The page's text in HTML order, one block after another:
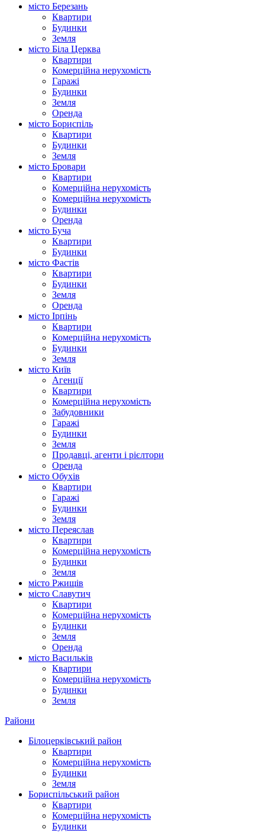
місто Березань
Квартири
Будинки
Земля
місто Біла Церква
Квартири
Комерційна нерухомість
Гаражі
Будинки
Земля
Оренда
місто Бориспіль
Квартири
Будинки
Земля
місто Бровари
Квартири
Комерційна нерухомість
Комерційна нерухомість
Будинки
Оренда
місто Буча
Квартири
Будинки
місто Фастів
Квартири
Будинки
Земля
Оренда
місто Ірпінь
Квартири
Комерційна нерухомість
Будинки
Земля
місто Київ
Агенції
Квартири
Комерційна нерухомість
Забудовники
Гаражі
Будинки
Земля
Продавці, агенти і рієлтори
Оренда
місто Обухів
Квартири
Гаражі
Будинки
Земля
місто Переяслав
Квартири
Комерційна нерухомість
Будинки
Земля
місто Ржищів
місто Славутич
Квартири
Комерційна нерухомість
Будинки
Земля
Оренда
місто Василькiв
Квартири
Комерційна нерухомість
Будинки
Земля
Райони
Білоцерківський район
Квартири
Комерційна нерухомість
Будинки
Земля
Бориспільський район
Квартири
Комерційна нерухомість
Будинки